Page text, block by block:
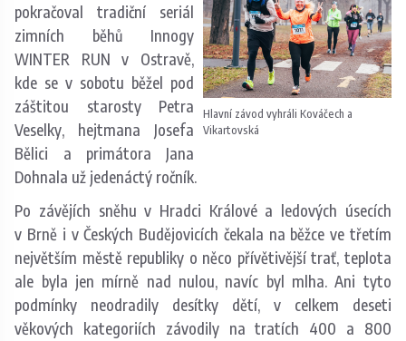
Hlavní závod vyhráli Kováčech a
Vikartovská
pokračoval tradiční seriál
zimních běhů Innogy
WINTER RUN v Ostravě,
kde se v sobotu běžel pod
záštitou starosty Petra
Veselky, hejtmana Josefa
Bělici a primátora Jana
Dohnala už jedenáctý ročník.
Po závějích sněhu v Hradci Králové a ledových úsecích
v Brně i v Českých Budějovicích čekala na běžce ve třetím
největším městě republiky o něco přívětivější trať, teplota
ale byla jen mírně nad nulou, navíc byl mlha. Ani tyto
podmínky neodradily desítky dětí, v celkem deseti
věkových kategoriích závodily na tratích 400 a 800